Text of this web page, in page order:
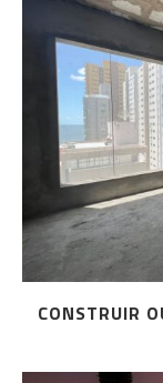
CONSTRUIR